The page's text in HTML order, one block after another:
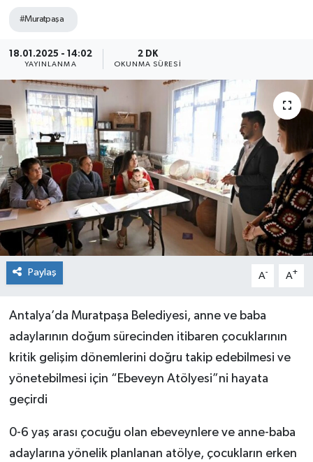
#Muratpaşa
18.01.2025 - 14:02
YAYINLANMA
2 DK
OKUNMA SÜRESI
Paylaş A- A+
Antalya’da Muratpaşa Belediyesi, anne ve baba
adaylarının doğum sürecinden itibaren çocuklarının
kritik gelişim dönemlerini doğru takip edebilmesi ve
yönetebilmesi için “Ebeveyn Atölyesi”ni hayata
geçirdi
0-6 yaş arası çocuğu olan ebeveynlere ve anne-baba
adaylarına yönelik planlanan atölye, çocukların erken